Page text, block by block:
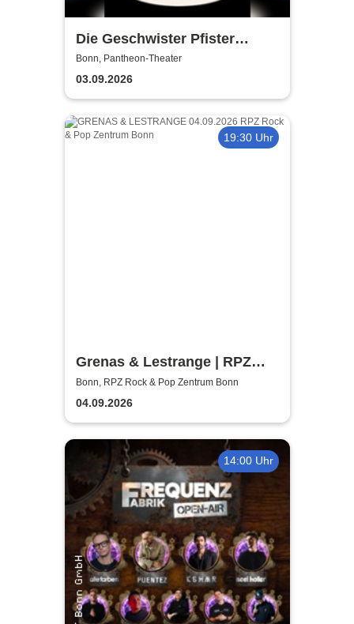
Die Geschwister Pfister
präsentieren: Peggy March,
Frau Huggenberger und ich -
Ursli Pfister
Bonn, Pantheon-Theater
03.09.2026
19:30 Uhr
Grenas & Lestrange | RPZ
Rock & Pop Zentrum Bonn
Bonn, RPZ Rock & Pop Zentrum Bonn
04.09.2026
14:00 Uhr